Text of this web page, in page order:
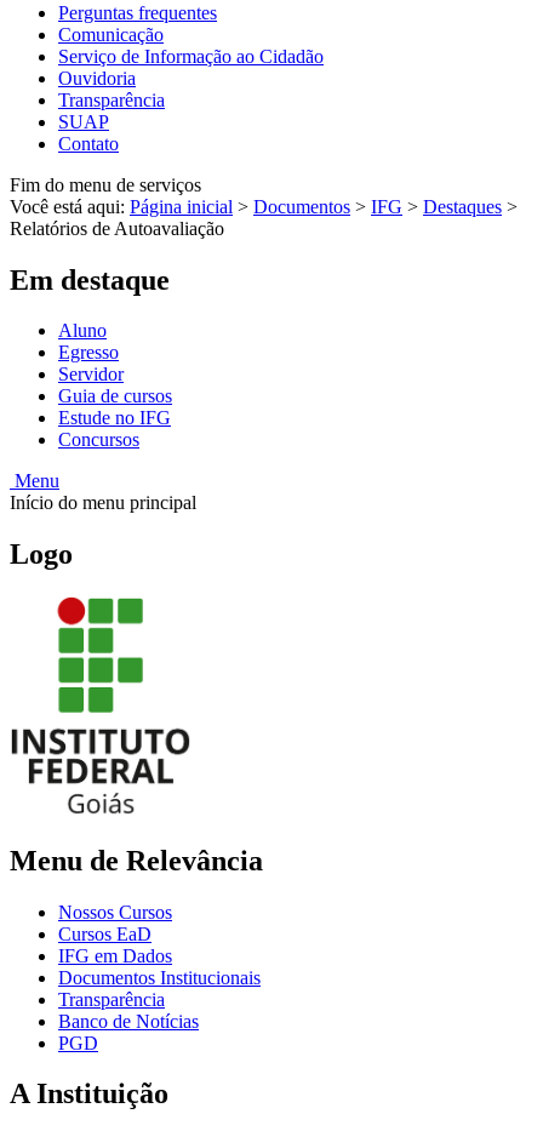
Perguntas frequentes
Comunicação
Serviço de Informação ao Cidadão
Ouvidoria
Transparência
SUAP
Contato
Fim do menu de serviços
Você está aqui: Página inicial > Documentos > IFG > Destaques >
Relatórios de Autoavaliação
Em destaque
Aluno
Egresso
Servidor
Guia de cursos
Estude no IFG
Concursos
Menu
Início do menu principal
Logo
Menu de Relevância
Nossos Cursos
Cursos EaD
IFG em Dados
Documentos Institucionais
Transparência
Banco de Notícias
PGD
A Instituição